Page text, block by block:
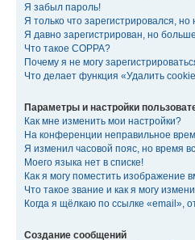
Я забыл пароль!
Я только что зарегистрировался, но
Я давно зарегистрирован, но
Что такое COPPA?
Почему я не могу
Что делает функция «Удалить
Параметры и настройки
Как мне изменить мои настройки?
На конференции неправильное
Я изменил часовой пояс, но время
Моего языка нет в списке!
Как я могу поместить изображение
Что такое звание и как я могу
Когда я щёлкаю по ссылке «email»,
Создание сообщений